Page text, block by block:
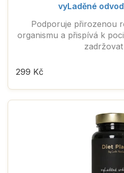
vyLaděné
Podporuje přirozenou
organismu a přispívá k
299 Kč